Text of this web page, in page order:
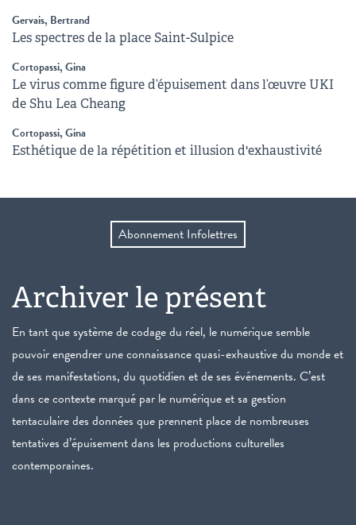
Gervais, Bertrand
Les spectres de la place Saint-Sulpice
Cortopassi, Gina
Le virus comme figure d’épuisement dans l’œuvre UKI
de Shu Lea Cheang
Cortopassi, Gina
Esthétique de la répétition et illusion d'exhaustivité
Abonnement Infolettres
Archiver le présent
En tant que système de codage du réel, le numérique semble
pouvoir engendrer une connaissance quasi-exhaustive du monde et
de ses manifestations, du quotidien et de ses événements. C’est
dans ce contexte marqué par le numérique et sa gestion
tentaculaire des données que prennent place de nombreuses
tentatives d’épuisement dans les productions culturelles
contemporaines.